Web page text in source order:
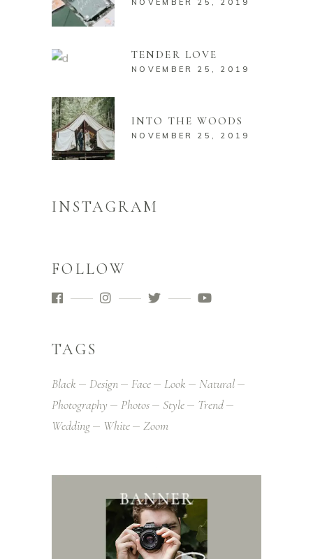
NOVEMBER 25, 2019
TENDER LOVE
NOVEMBER 25, 2019
INTO THE WOODS
NOVEMBER 25, 2019
INSTAGRAM
FOLLOW
TAGS
Black Design Face Look
Natural
Photography
Photos Style
Trend
Wedding
White Zoom